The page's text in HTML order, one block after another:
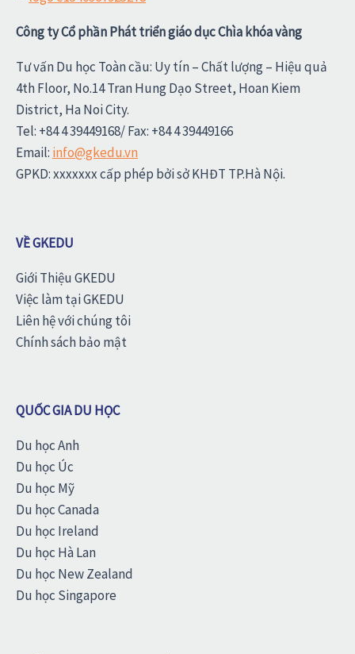
Công ty Cổ phần Phát triển giáo dục Chìa khóa vàng
Tư vấn Du học Toàn cầu: Uy tín – Chất lượng – Hiệu quả
4th Floor, No.14 Tran Hung Dạo Street, Hoan Kiem
District, Ha Noi City.
Tel: +84 4 39449168/ Fax: +84 4 39449166
Email: info@gkedu.vn
GPKD: xxxxxxx cấp phép bởi sở KHĐT TP.Hà Nội.
VỀ GKEDU
Giới Thiệu GKEDU
Việc làm tại GKEDU
Liên hệ với chúng tôi
Chính sách bảo mật
QUỐC GIA DU HỌC
Du học Anh
Du học Úc
Du học Mỹ
Du học Canada
Du học Ireland
Du học Hà Lan
Du học New Zealand
Du học Singapore